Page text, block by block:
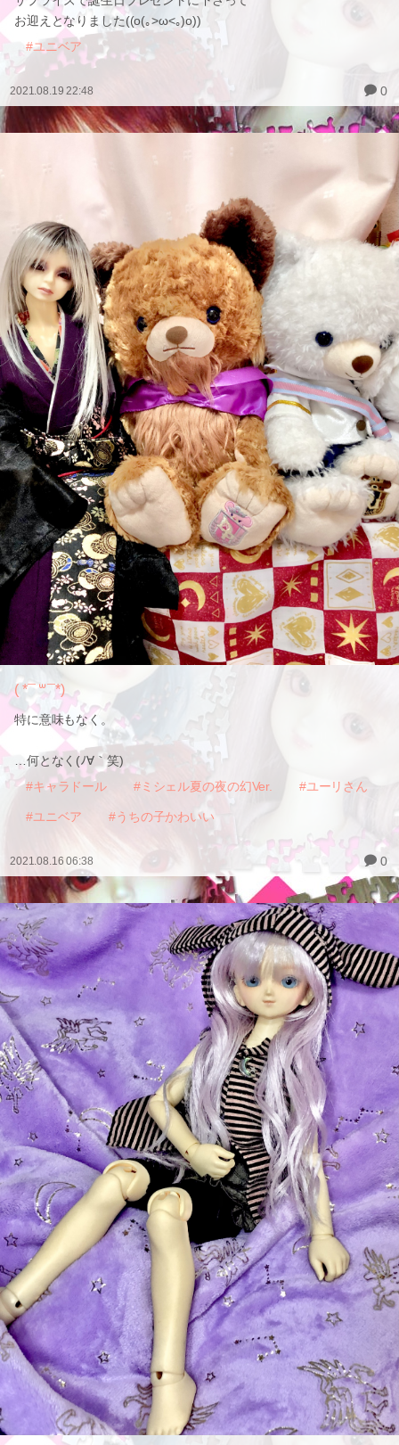
お迎えとなりました((o(｡>ω<｡)o))
#ユニベア
2021.08.19 22:48 0
( *¯ ꒳¯*)
特に意味もなく。
…何となく(ﾉ∀｀笑)
#キャラドール
#ミシェル夏の夜の幻Ver. #ユーリさん
#ユニベア #うちの子かわいい
2021.08.16 06:38 0